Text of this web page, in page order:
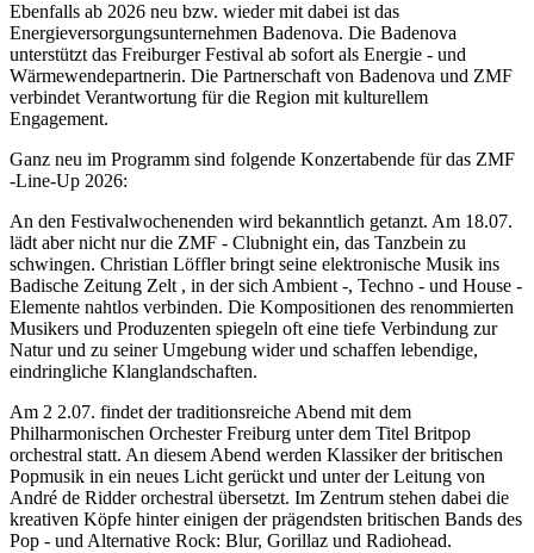
Ebenfalls ab 2026 neu bzw. wieder mit dabei ist das
Energieversorgungsunternehmen Badenova. Die Badenova
unterstützt das Freiburger Festival ab sofort als Energie - und
Wärmewendepartnerin. Die Partnerschaft von Badenova und ZMF
verbindet Verantwortung für die Region mit kulturellem
Engagement.
Ganz neu im Programm sind folgende Konzertabende für das ZMF
-Line-Up 2026:
An den Festivalwochenenden wird bekanntlich getanzt. Am 18.07.
lädt aber nicht nur die ZMF - Clubnight ein, das Tanzbein zu
schwingen. Christian Löffler bringt seine elektronische Musik ins
Badische Zeitung Zelt , in der sich Ambient -, Techno - und House -
Elemente nahtlos verbinden. Die Kompositionen des renommierten
Musikers und Produzenten spiegeln oft eine tiefe Verbindung zur
Natur und zu seiner Umgebung wider und schaffen lebendige,
eindringliche Klanglandschaften.
Am 2 2.07. findet der traditionsreiche Abend mit dem
Philharmonischen Orchester Freiburg unter dem Titel Britpop
orchestral statt. An diesem Abend werden Klassiker der britischen
Popmusik in ein neues Licht gerückt und unter der Leitung von
André de Ridder orchestral übersetzt. Im Zentrum stehen dabei die
kreativen Köpfe hinter einigen der prägendsten britischen Bands des
Pop - und Alternative Rock: Blur, Gorillaz und Radiohead.